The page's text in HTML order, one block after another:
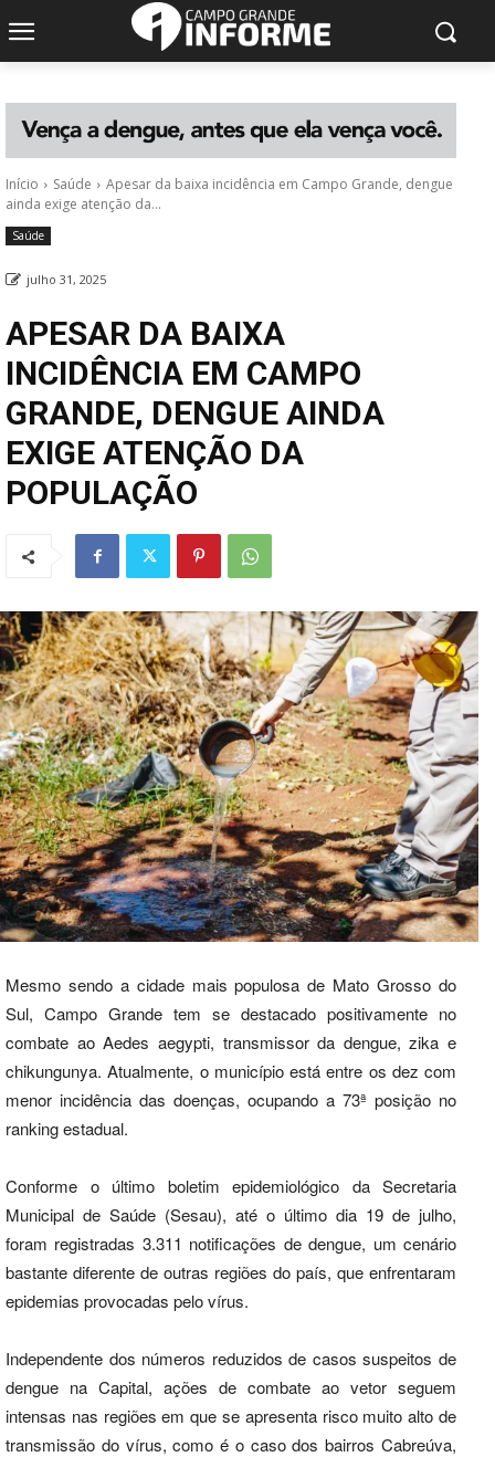
Início Saúde
Apesar da baixa incidência em Campo Grande, dengue
ainda exige atenção da...
Saúde
julho 31, 2025
APESAR DA BAIXA
INCIDÊNCIA EM CAMPO
GRANDE, DENGUE AINDA
EXIGE ATENÇÃO DA
POPULAÇÃO
Mesmo sendo a cidade mais populosa de Mato Grosso do
Sul, Campo Grande tem se destacado positivamente no
combate ao Aedes aegypti, transmissor da dengue, zika e
chikungunya. Atualmente, o município está entre os dez com
menor incidência das doenças, ocupando a 73ª posição no
ranking estadual.
Conforme o último boletim epidemiológico da Secretaria
Municipal de Saúde (Sesau), até o último dia 19 de julho,
foram registradas 3.311 notificações de dengue, um cenário
bastante diferente de outras regiões do país, que enfrentaram
epidemias provocadas pelo vírus.
Independente dos números reduzidos de casos suspeitos de
dengue na Capital, ações de combate ao vetor seguem
intensas nas regiões em que se apresenta risco muito alto de
transmissão do vírus, como é o caso dos bairros Cabreúva,